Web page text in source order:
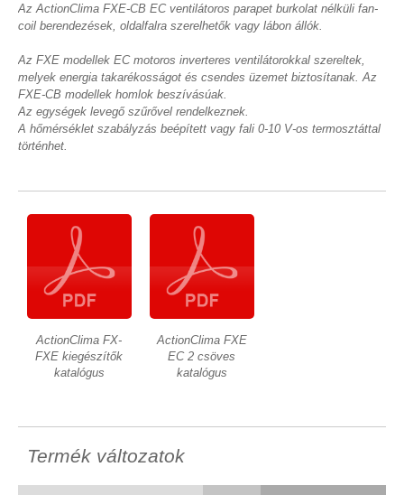
Az ActionClima FXE-CB EC ventilátoros parapet burkolat nélküli fan-
coil berendezések, oldalfalra szerelhetők vagy lábon állók.
Az FXE modellek EC motoros inverteres ventilátorokkal szereltek,
melyek energia takarékosságot és csendes üzemet biztosítanak. Az
FXE-CB modellek homlok beszívásúak.
Az egységek levegő szűrővel rendelkeznek.
A hőmérséklet szabályzás beépített vagy fali 0-10 V-os termosztáttal
történhet.
ActionClima FX-
FXE kiegészítők
katalógus
ActionClima FXE
EC 2 csöves
katalógus
Termék változatok